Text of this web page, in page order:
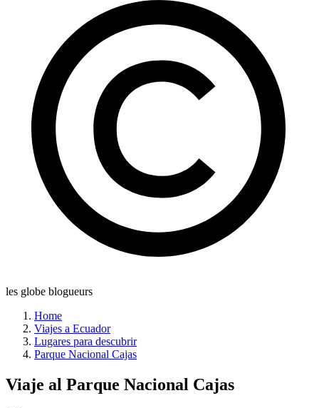
les globe blogueurs
Home
Viajes a Ecuador
Lugares para descubrir
Parque Nacional Cajas
Viaje al Parque Nacional Cajas